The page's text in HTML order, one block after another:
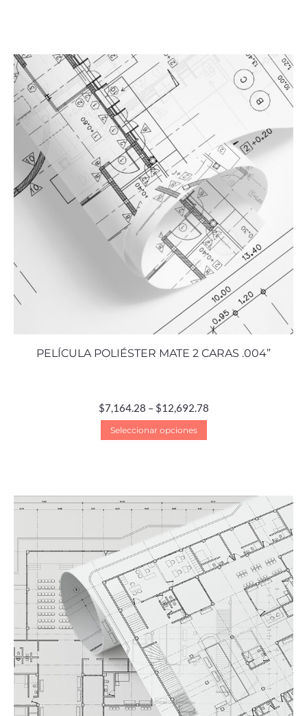
PELÍCULA POLIÉSTER MATE 2 CARAS .004”
$7,164.28 – $12,692.78
Seleccionar opciones